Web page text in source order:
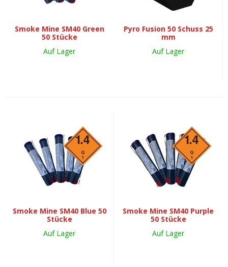
Smoke Mine SM40 Green
50 Stücke
Auf Lager
Pyro Fusion 50 Schuss 25
mm
Auf Lager
Smoke Mine SM40 Blue 50
Stücke
Auf Lager
Smoke Mine SM40 Purple
50 Stücke
Auf Lager